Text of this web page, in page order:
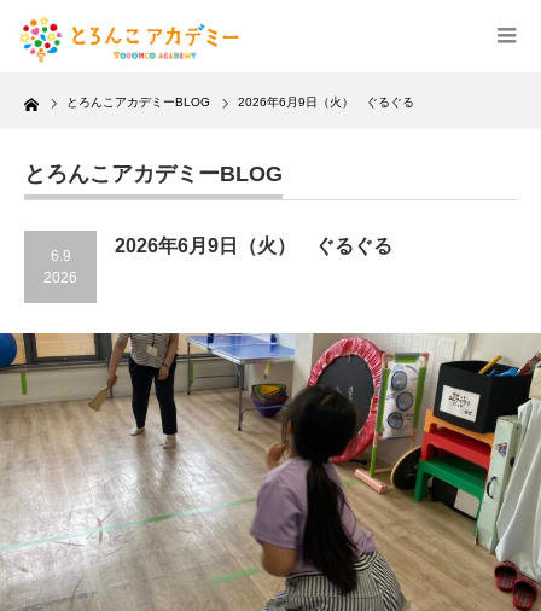
Home とろんこアカデミーBLOG 2026年6月9日（火） ぐるぐる
とろんこアカデミーBLOG
6.9
2026
2026年6月9日（火） ぐるぐる